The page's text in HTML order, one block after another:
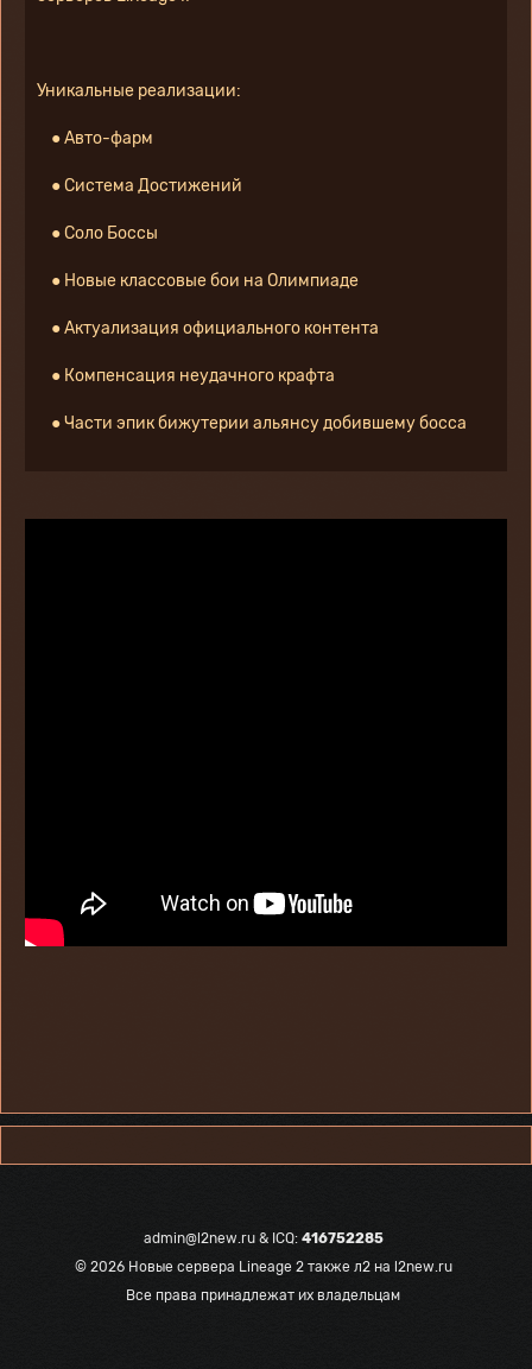
Уникальные реализации:
● Авто-фарм
● Система Достижений
● Соло Боссы
● Новые классовые бои на Олимпиаде
● Актуализация официального контента
● Компенсация неудачного крафта
● Части эпик бижутерии альянсу добившему босса
admin@l2new.ru& ICQ: 416752285
© 2026 Новые сервера Lineage 2 также л2 на l2new.ru
Все права принадлежат их владельцам